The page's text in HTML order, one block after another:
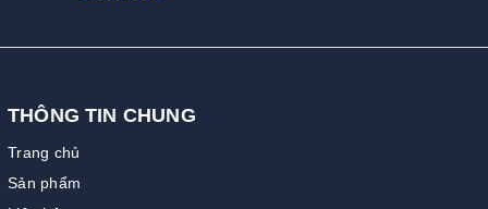
THÔNG TIN CHUNG
Trang chủ
Sản phẩm